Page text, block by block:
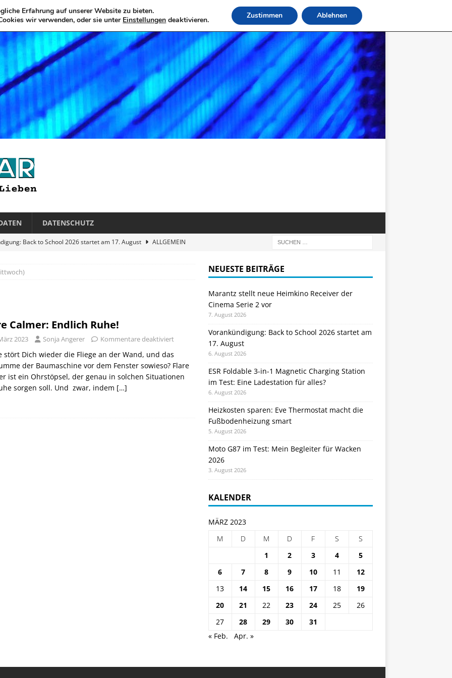
DATENSCHUTZ
Back to School 2026 startet am 17. August
ALLGEMEIN
im Test: Mein Begleiter für Wacken 2026
neue Heimkino Receiver der Cinema Serie 2 vor
Calmer: Endlich Ruhe!
2023 Sonja Angerer Kommentare deaktiviert
stört Dich wieder die Fliege an der Wand, und das
der Baumaschine vor dem Fenster sowieso? Flare
ist ein Ohrstöpsel, der genau in solchen Situationen
sorgen soll. Und zwar, indem […]
NEUESTE BEITRÄGE
Marantz stellt neue Heimkino Receiver der
Cinema Serie 2 vor
7. August 2026
Vorankündigung: Back to School 2026 startet am
17. August
6. August 2026
ESR Foldable 3-in-1 Magnetic Charging Station
im Test: Eine Ladestation für alles?
6. August 2026
Heizkosten sparen: Eve Thermostat macht die
Fußbodenheizung smart
5. August 2026
Moto G87 im Test: Mein Begleiter für Wacken
2026
3. August 2026
KALENDER
MÄRZ 2023
M
D M D F S
S
1
2 3 4
5
6
7 8 9 10 11
12
13
14 15 16 17 18
19
20
21 22 23 24 25
26
27
28 29 30
31
« Feb.
Apr. »
Erfahrung auf unserer Website zu bieten.
wir verwenden, oder sie unter Einstellungen deaktivieren. Zustimmen Ablehnen